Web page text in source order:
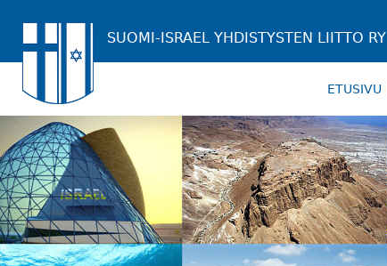
SUOMI-ISRAEL YHDISTYSTEN LIITTO RY
ETUSIVU